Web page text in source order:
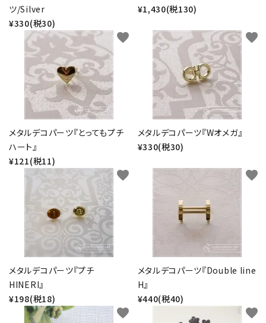
ツ/Silver
¥330(税30)
¥1,430(税130)
メタルデコパーツ『とってもプチ
ハート』
¥121(税11)
favorite
メタルデコパーツ『Wオメガ』
¥330(税30)
favorite
メタルデコパーツ『プチ
HINERI』
¥198(税18)
favorite
メタルデコパーツ『Double line
H』
¥440(税40)
favorite
favorite favorite